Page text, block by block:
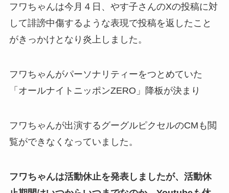
フワちゃんは今月４日、やす子さんのXの投稿に対
して誹謗中傷するような表現で投稿を返したこと
がきっかけとなり炎上しました。
フワちゃんがパーソナリティーをつとめていた
「オールナイトニッポンZERO」降板が決まり
フワちゃんが出演するグーグルピクセルのCMも閲
覧ができなくなっていました。
フワちゃんは活動休止を発表しましたが、活動休